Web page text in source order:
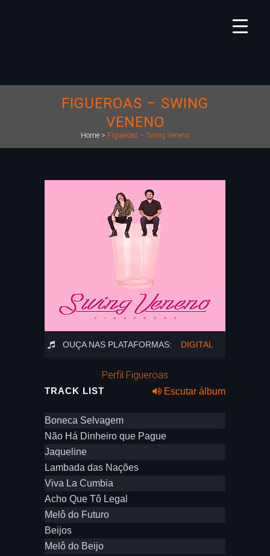
FIGUEROAS – SWING
VENENO
Home> Figueroas – Swing Veneno
OUÇA NAS PLATAFORMAS: DIGITAL
Perfil Figueroas
TRACK LIST Escutar álbum
Boneca Selvagem
Não Há Dinheiro que Pague
Jaqueline
Lambada das Nações
Viva La Cumbia
Acho Que Tô Legal
Melô do Futuro
Beijos
Melô do Beijo